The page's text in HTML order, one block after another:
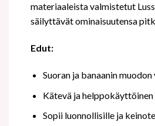
materiaaleista valmistetut
säilyttävät ominaisuutensa
Edut:
Suoran ja banaanin
Kätevä ja helppokäyttöinen
Sopii luonnollisille ja